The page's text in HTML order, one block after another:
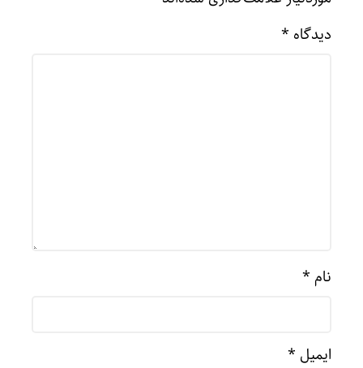
دیدگاه *
نام *
ایمیل *